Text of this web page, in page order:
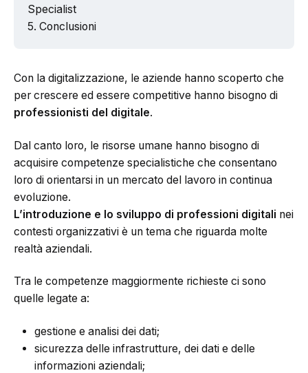
Specialist
Conclusioni
Con la digitalizzazione, le aziende hanno scoperto che
per crescere ed essere competitive hanno bisogno di
professionisti del digitale.
Dal canto loro, le risorse umane hanno bisogno di
acquisire competenze specialistiche che consentano
loro di orientarsi in un mercato del lavoro in continua
evoluzione.
L’introduzione e lo sviluppo di professioni digitali nei
contesti organizzativi è un tema che riguarda molte
realtà aziendali.
Tra le competenze maggiormente richieste ci sono
quelle legate a:
gestione e analisi dei dati;
sicurezza delle infrastrutture, dei dati e delle
informazioni aziendali;